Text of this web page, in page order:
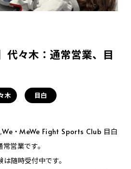
代々木：通常営業、目
木 目白
・MeWe Fight Sports Club 目白
営業です。
随時受付中です。